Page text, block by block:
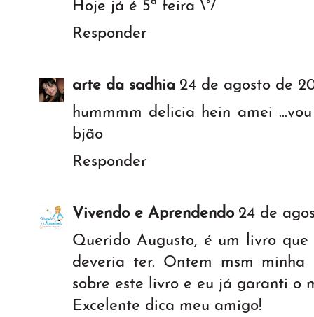
Hoje já é 5ª feira \°/
Responder
arte da sadhia 24 de agosto de
hummmm delicia hein amei
bjão
Responder
Vivendo e Aprendendo 24 de
Querido Augusto, é um livro
deveria ter. Ontem msm minha
sobre este livro e eu já garanti o
Excelente dica meu amigo!